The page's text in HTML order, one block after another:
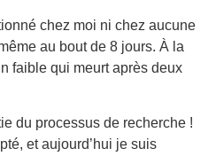
chez moi ni chez aucune
au bout de 8 jours. À la
faible qui meurt après deux
du processus de recherche !
et aujourd’hui je suis